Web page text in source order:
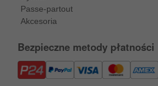
Passe-partout
Akcesoria
Bezpieczne metody płatności